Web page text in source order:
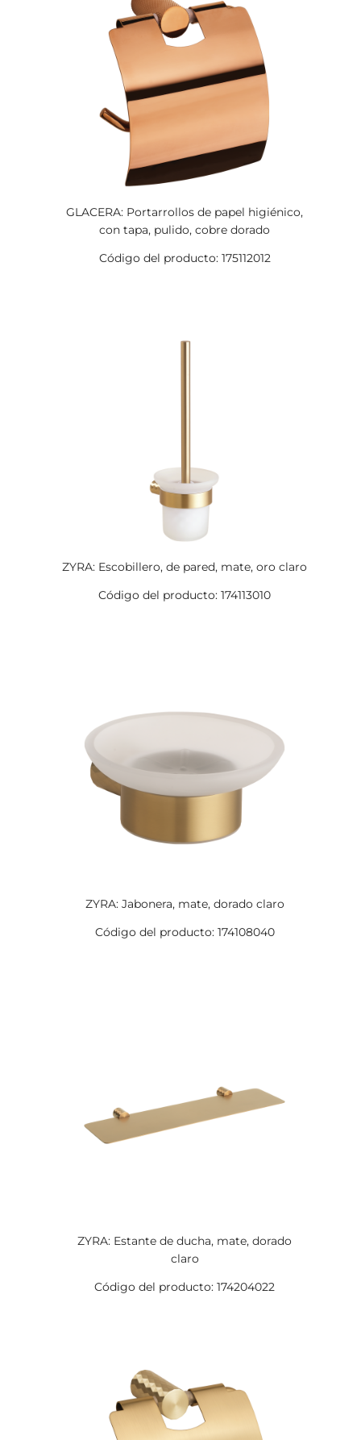
GLACERA: Portarrollos de papel higiénico,
con tapa, pulido, cobre dorado
Código del producto: 175112012
ZYRA: Escobillero, de pared, mate, oro claro
Código del producto: 174113010
ZYRA: Jabonera, mate, dorado claro
Código del producto: 174108040
ZYRA: Estante de ducha, mate, dorado
claro
Código del producto: 174204022